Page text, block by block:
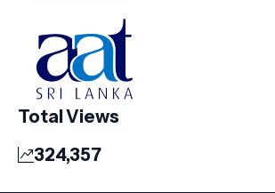
Total Views
324,357